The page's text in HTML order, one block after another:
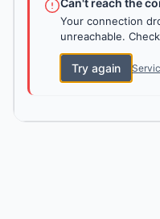
Can't reach the
Your connection
unreachable.
Try again